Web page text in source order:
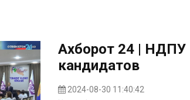
Ахборот 24 | НДПУ
кандидатов
2024-08-30 11:40:42